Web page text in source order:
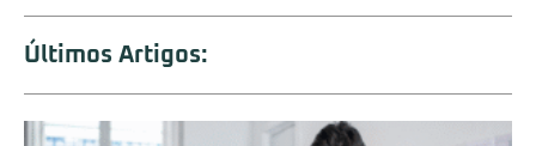
Últimos Artigos: